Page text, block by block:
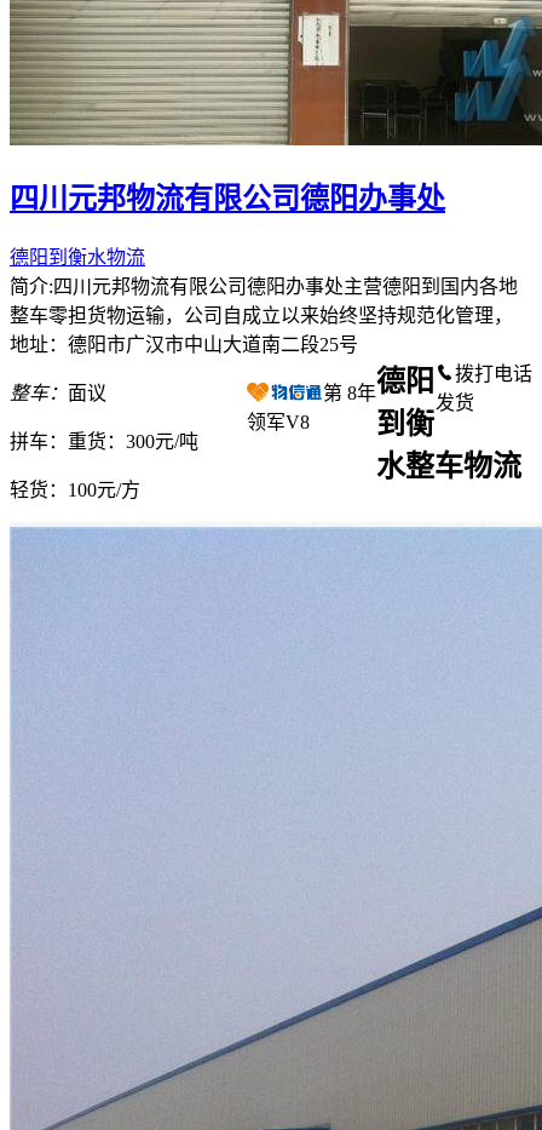
四川元邦物流有限公司德阳办事处
德阳到衡水物流
简介:四川元邦物流有限公司德阳办事处主营德阳到国内各地
整车零担货物运输，公司自成立以来始终坚持规范化管理，
地址：德阳市广汉市中山大道南二段25号
整车： 面议
拼车： 重货：300元/吨
轻货： 100元/方
第 8年
领军V8
拨打电话
发货
德阳
到衡
水整车物流